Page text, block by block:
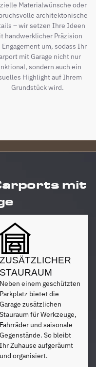
Materialwünsche oder
architektonische
– wir setzen Ihre Ideen
handwerklicher Präzision
Engagement um, sodass Ihr
mit Garage nicht nur
sondern auch ein
Highlight auf Ihrem
Grundstück wird.
mit
ZUSÄTZLICHER
STAURAUM
Neben einem geschützten
Parkplatz bietet die
Garage zusätzlichen
Stauraum für Werkzeuge,
Fahrräder und saisonale
Gegenstände. So bleibt
Ihr Zuhause aufgeräumt
und organisiert.